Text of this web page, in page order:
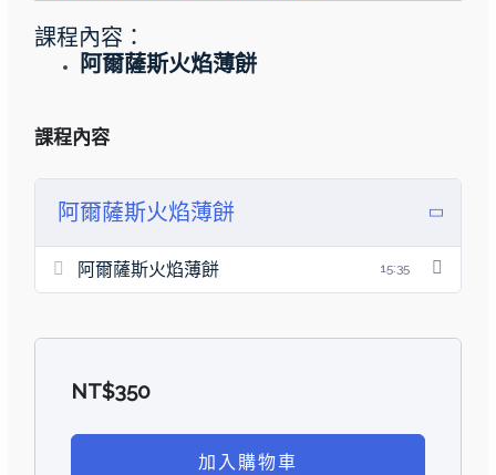
課程內容：
阿爾薩斯火焰薄餅
課程內容
阿爾薩斯火焰薄餅
阿爾薩斯火焰薄餅 15:35
NT$350
加入購物車